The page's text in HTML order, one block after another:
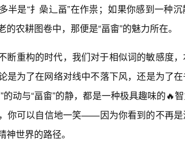
半是“扌喿辶畐”在作祟；如果你感到一种
农耕图卷中，那便是“畐畬”的魅力所在。
断重构的时代，我们对于相似词的敏感度
是为了在网络对线中不落下风，还是为了
的动与“畐畬”的静，都是一种极具趣味的🔥
你可以自信地一笑——因为你看到的不再
神世界的路径。